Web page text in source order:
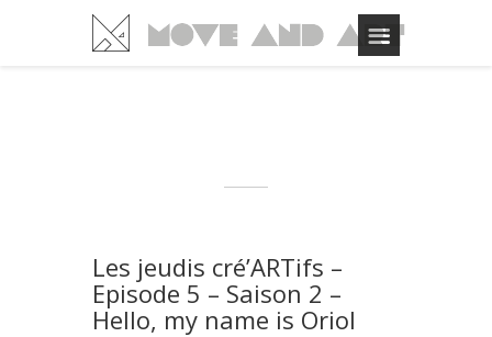
Les jeudis cré’ARTifs –
Episode 5 – Saison 2 –
Hello, my name is Oriol